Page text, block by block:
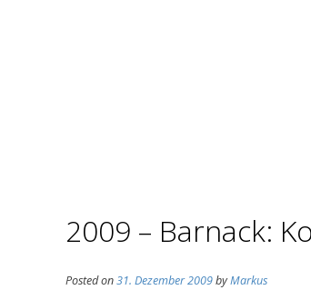
2009 – Barnack:
Posted on31. Dezember 2009byMarkus